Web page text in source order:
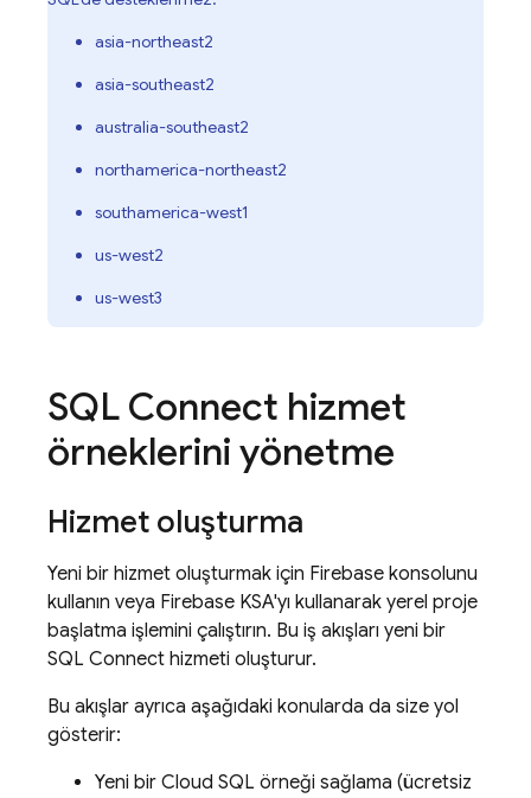
asia-northeast2
asia-southeast2
australia-southeast2
northamerica-northeast2
southamerica-west1
us-west2
us-west3
SQL Connect hizmet
örneklerini yönetme
Hizmet oluşturma
Yeni bir hizmet oluşturmak için Firebase konsolunu
kullanın veya Firebase KSA'yı kullanarak yerel proje
başlatma işlemini çalıştırın. Bu iş akışları yeni bir
SQL Connect hizmeti oluşturur.
Bu akışlar ayrıca aşağıdaki konularda da size yol
gösterir:
Yeni bir Cloud SQL örneği sağlama (ücretsiz